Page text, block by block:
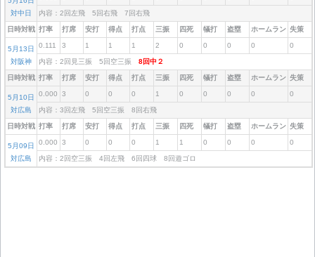
対中日
内容：2回左飛 5回右飛 7回右飛
日時対戦 打率 打席 安打 得点 打点 三振 四死 犠打 盗塁 ホームラン 失策
5月13日
対阪神
0.111 3 1 1 1 2 0 0 0 0 0
内容：2回見三振 5回空三振 8回中２
日時対戦 打率 打席 安打 得点 打点 三振 四死 犠打 盗塁 ホームラン 失策
5月10日
対広島
0.000 3 0 0 0 1 0 0 0 0 0
内容：3回左飛 5回空三振 8回右飛
日時対戦 打率 打席 安打 得点 打点 三振 四死 犠打 盗塁 ホームラン 失策
5月09日
対広島
0.000 3 0 0 0 1 1 0 0 0 0
内容：2回空三振 4回左飛 6回四球 8回遊ゴロ